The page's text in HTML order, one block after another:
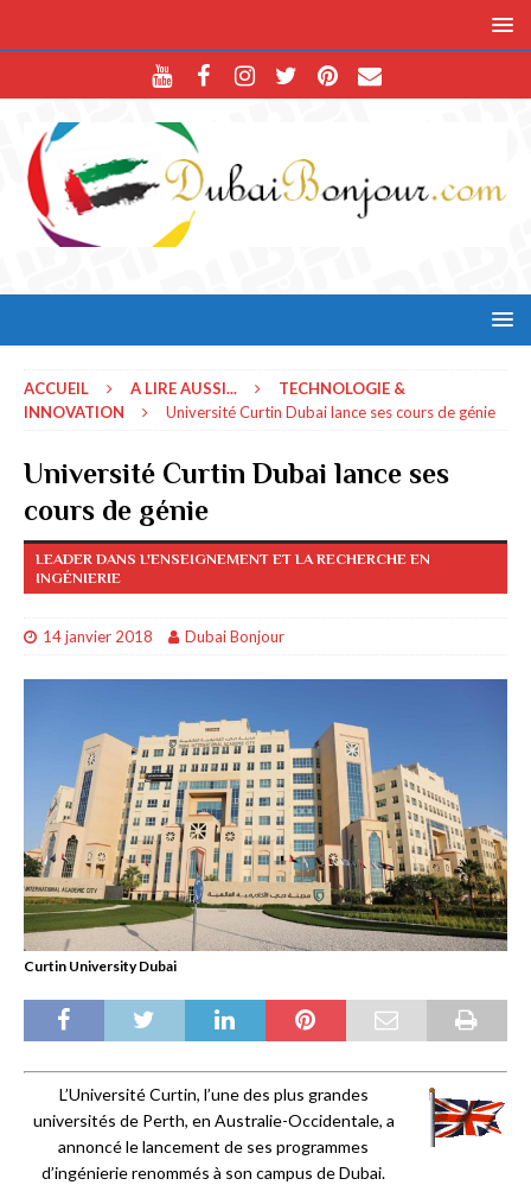
ACCUEIL A LIRE AUSSI...
TECHNOLOGIE &
INNOVATION
Université Curtin Dubai lance ses cours de génie
Université Curtin Dubai lance ses
cours de génie
LEADER DANS L'ENSEIGNEMENT ET LA RECHERCHE EN
INGÉNIERIE
14 janvier 2018 Dubai Bonjour
Curtin University Dubai
L’Université Curtin, l’une des plus grandes
universités de Perth, en Australie-Occidentale, a
annoncé le lancement de ses programmes
d’ingénierie renommés à son campus de Dubai.